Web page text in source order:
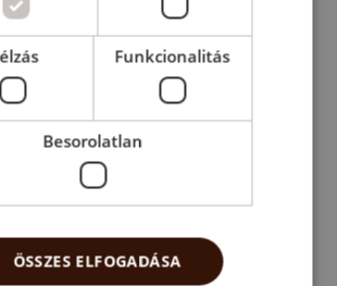
Funkcionalitás
Besorolatlan
ÖSSZES ELFOGADÁSA